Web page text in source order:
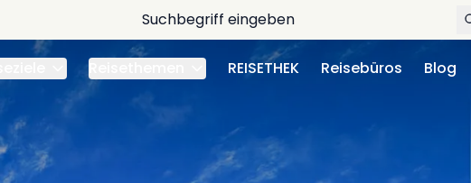
REISETHEK Reisebüros Blog